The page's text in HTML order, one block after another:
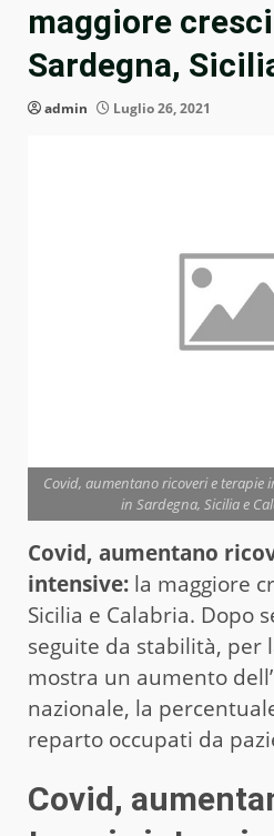
maggiore
Sardegna,
admin Luglio 26, 2021
Covid, aumentano ricoveri e terapie
in Sardegna, Sicilia e
Covid, aumentano
intensive: la maggiore
Sicilia e Calabria. Dopo
seguite da stabilità, per
mostra un aumento
nazionale, la
reparto occupati da
Covid,